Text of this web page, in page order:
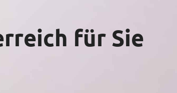
für Sie